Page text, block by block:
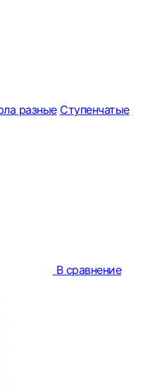
разные Ступенчатые
В сравнение